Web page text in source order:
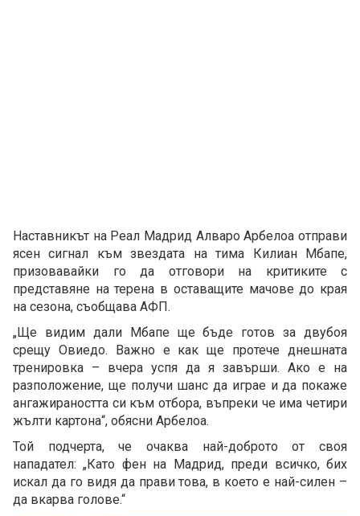
Наставникът на Реал Мадрид Алваро Арбелоа отправи
ясен сигнал към звездата на тима Килиан Мбапе,
призовавайки го да отговори на критиките с
представяне на терена в оставащите мачове до края
на сезона, съобщава АФП.
„Ще видим дали Мбапе ще бъде готов за двубоя
срещу Овиедо. Важно е как ще протече днешната
тренировка – вчера успя да я завърши. Ако е на
разположение, ще получи шанс да играе и да покаже
ангажираността си към отбора, въпреки че има четири
жълти картона“, обясни Арбелоа.
Той подчерта, че очаква най-доброто от своя
нападател: „Като фен на Мадрид, преди всичко, бих
искал да го видя да прави това, в което е най-силен –
да вкарва голове.“